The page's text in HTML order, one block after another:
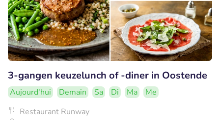
3-gangen keuzelunch of -diner in Oostende
Aujourd'hui Demain Sa Di Ma
Me
Restaurant Runway